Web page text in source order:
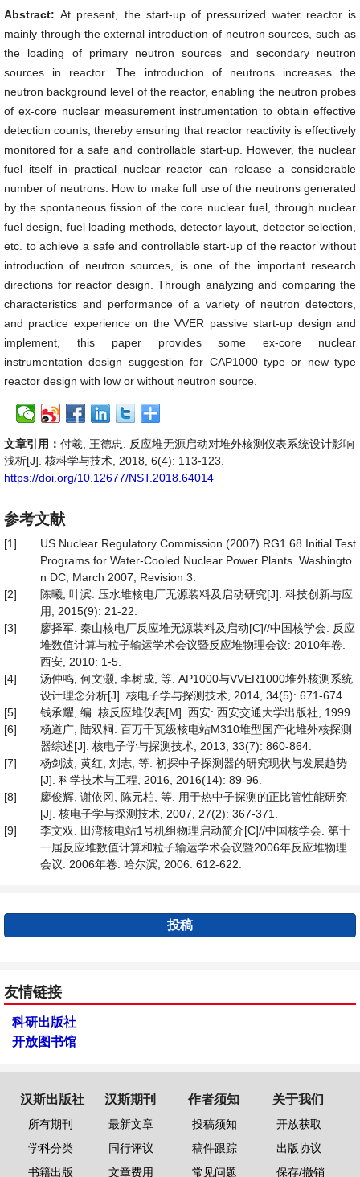
Abstract:At present, the start-up of pressurized water reactor is
mainly through the external introduction of neutron sources, such as
the loading of primary neutron sources and secondary neutron
sources in reactor. The introduction of neutrons increases the
neutron background level of the reactor, enabling the neutron probes
of ex-core nuclear measurement instrumentation to obtain effective
detection counts, thereby ensuring that reactor reactivity is effectively
monitored for a safe and controllable start-up. However, the nuclear
fuel itself in practical nuclear reactor can release a considerable
number of neutrons. How to make full use of the neutrons generated
by the spontaneous fission of the core nuclear fuel, through nuclear
fuel design, fuel loading methods, detector layout, detector selection,
etc. to achieve a safe and controllable start-up of the reactor without
introduction of neutron sources, is one of the important research
directions for reactor design. Through analyzing and comparing the
characteristics and performance of a variety of neutron detectors,
and practice experience on the VVER passive start-up design and
implement, this paper provides some ex-core nuclear
instrumentation design suggestion for CAP1000 type or new type
reactor design with low or without neutron source.
文章引用： 付羲, 王德忠. 反应堆无源启动对堆外核测仪表系统设计影响
浅析[J]. 核科学与技术, 2018, 6(4): 113-123.
https://doi.org/10.12677/NST.2018.64014
参考文献
[1]
US Nuclear Regulatory Commission (2007) RG1.68 Initial Test
Programs for Water-Cooled Nuclear Power Plants. Washingto
n DC, March 2007, Revision 3.
[2]
陈曦, 叶滨. 压水堆核电厂无源装料及启动研究[J]. 科技创新与应
用, 2015(9): 21-22.
[3]
廖择军. 秦山核电厂反应堆无源装料及启动[C]//中国核学会. 反应
堆数值计算与粒子输运学术会议暨反应堆物理会议: 2010年卷.
西安, 2010: 1-5.
[4]
汤仲鸣, 何文灏, 李树成, 等. AP1000与VVER1000堆外核测系统
设计理念分析[J]. 核电子学与探测技术, 2014, 34(5): 671-674.
[5]
钱承耀, 编. 核反应堆仪表[M]. 西安: 西安交通大学出版社, 1999.
[6]
杨道广, 陆双桐. 百万千瓦级核电站M310堆型国产化堆外核探测
器综述[J]. 核电子学与探测技术, 2013, 33(7): 860-864.
[7]
杨剑波, 黄红, 刘志, 等. 初探中子探测器的研究现状与发展趋势
[J]. 科学技术与工程, 2016, 2016(14): 89-96.
[8]
廖俊辉, 谢依冈, 陈元柏, 等. 用于热中子探测的正比管性能研究
[J]. 核电子学与探测技术, 2007, 27(2): 367-371.
[9]
李文双. 田湾核电站1号机组物理启动简介[C]//中国核学会. 第十
一届反应堆数值计算和粒子输运学术会议暨2006年反应堆物理
会议: 2006年卷. 哈尔滨, 2006: 612-622.
投稿
友情链接
科研出版社
开放图书馆
汉斯出版社
所有期刊
学科分类
书籍出版
汉斯期刊
最新文章
同行评议
文章费用
作者须知
投稿须知
稿件跟踪
常见问题
关于我们
开放获取
出版协议
保存/撤销